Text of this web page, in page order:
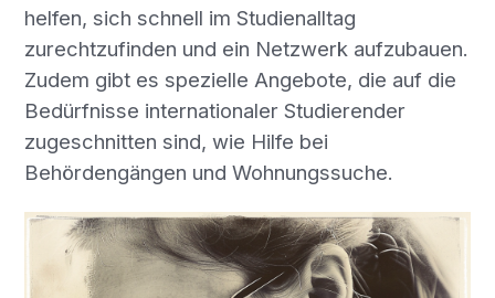
helfen, sich schnell im Studienalltag
zurechtzufinden und ein Netzwerk aufzubauen.
Zudem gibt es spezielle Angebote, die auf die
Bedürfnisse internationaler Studierender
zugeschnitten sind, wie Hilfe bei
Behördengängen und Wohnungssuche.